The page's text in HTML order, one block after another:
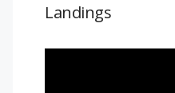
Landings